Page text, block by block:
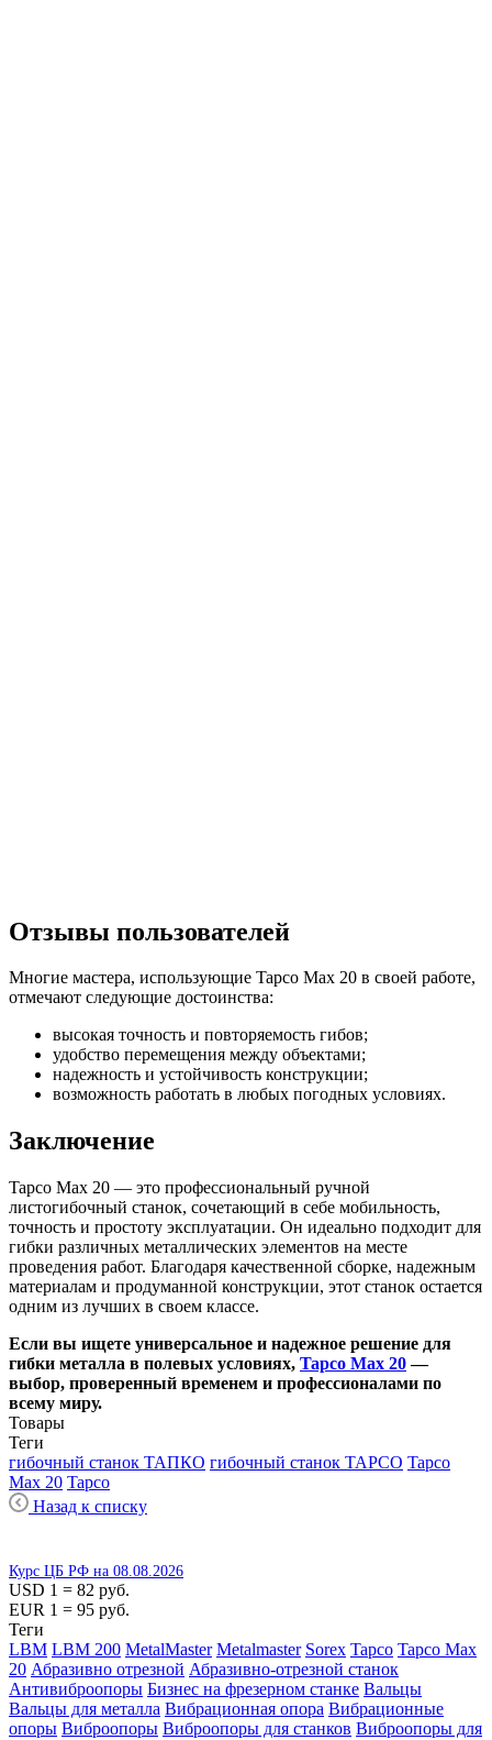
Отзывы пользователей
Многие мастера, использующие Tapco Max 20 в своей работе,
отмечают следующие достоинства:
высокая точность и повторяемость гибов;
удобство перемещения между объектами;
надежность и устойчивость конструкции;
возможность работать в любых погодных условиях.
Заключение
Tapco Max 20 — это профессиональный ручной
листогибочный станок, сочетающий в себе мобильность,
точность и простоту эксплуатации. Он идеально подходит для
гибки различных металлических элементов на месте
проведения работ. Благодаря качественной сборке, надежным
материалам и продуманной конструкции, этот станок остается
одним из лучших в своем классе.
Если вы ищете универсальное и надежное решение для
гибки металла в полевых условиях, Tapco Max 20—
выбор, проверенный временем и профессионалами по
всему миру.
Товары
Теги
гибочный станок ТАПКО гибочный станок TAPCO Tapco
Max 20 Tapco
Назад к списку
Курс ЦБ РФ на 08.08.2026
USD 1 = 82 руб.
EUR 1 = 95 руб.
Теги
LBM LBM 200 MetalMaster Metalmaster Sorex Tapco Tapco Max
20 Абразивно отрезной Абразивно-отрезной станок
Антивиброопоры Бизнес на фрезерном станке Вальцы
Вальцы для металла Вибрационная опора Вибрационные
опоры Виброопоры Виброопоры для станков Виброопоры для